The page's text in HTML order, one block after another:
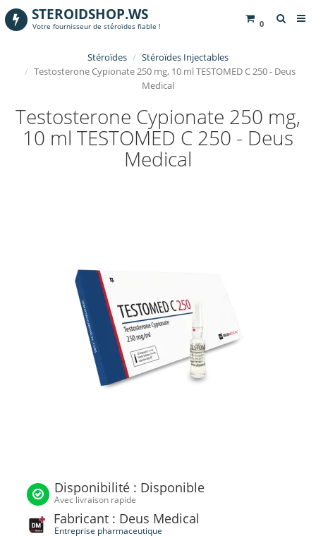
0
STEROIDSHOP.WS
Votre fournisseur de stéroïdes fiable !
Stéroïdes
Stéroïdes Injectables
Testosterone Cypionate 250 mg, 10 ml TESTOMED C 250 - Deus
Medical
Testosterone Cypionate 250 mg,
10 ml TESTOMED C 250 - Deus
Medical
Disponibilité : Disponible
Avec livraison rapide
Fabricant : Deus Medical
Entreprise pharmaceutique